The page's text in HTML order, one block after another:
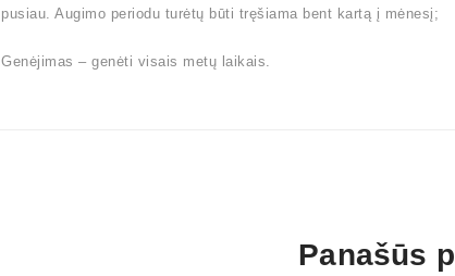
pusiau. Augimo periodu turėtų būti tręšiama bent kartą į mėnesį;
Genėjimas – genėti visais metų laikais.
Panašūs